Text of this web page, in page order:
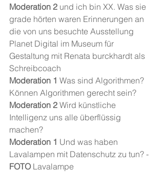
Moderation 2 und ich bin XX. Was sie
grade hörten waren Erinnerungen an
die von uns besuchte Ausstellung
Planet Digital im Museum für
Gestaltung mit Renata burckhardt als
Schreibcoach
Moderation 1 Was sind Algorithmen?
Können Algorithmen gerecht sein?
Moderation 2 Wird künstliche
Intelligenz uns alle überflüssig
machen?
Moderation 1 Und was haben
Lavalampen mit Datenschutz zu tun? -
FOTO Lavalampe